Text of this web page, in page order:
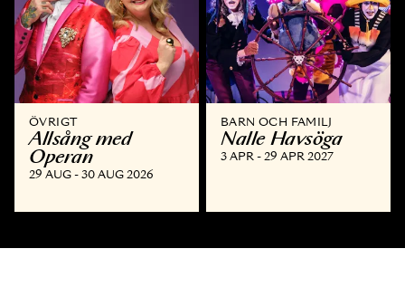
ÖVRIGT
Allsång med
Operan
29 AUG - 30 AUG 2026
BARN OCH FAMILJ
Nalle Havsöga
3 APR - 29 APR 2027